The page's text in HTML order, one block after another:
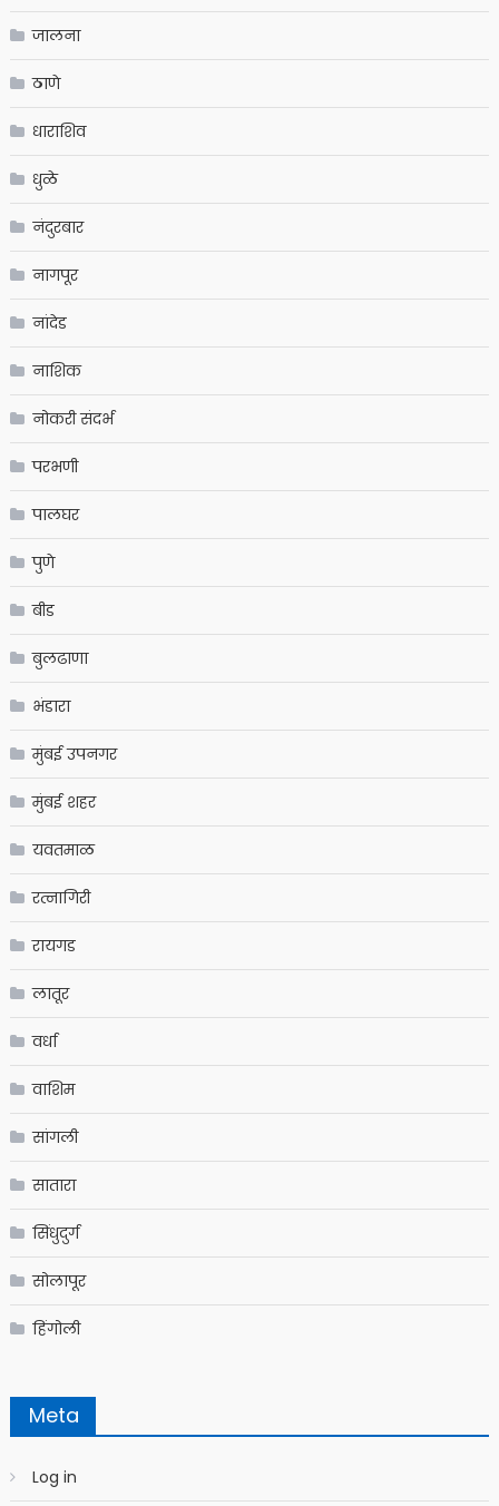
जालना
ठाणे
धाराशिव
धुळे
नंदुरबार
नागपूर
नांदेड
नाशिक
नोकरी संदर्भ
परभणी
पालघर
पुणे
बीड
बुलढाणा
भंडारा
मुंबई उपनगर
मुंबई शहर
यवतमाळ
रत्नागिरी
रायगड
लातूर
वर्धा
वाशिम
सांगली
सातारा
सिंधुदुर्ग
सोलापूर
हिंगोली
Meta
Log in